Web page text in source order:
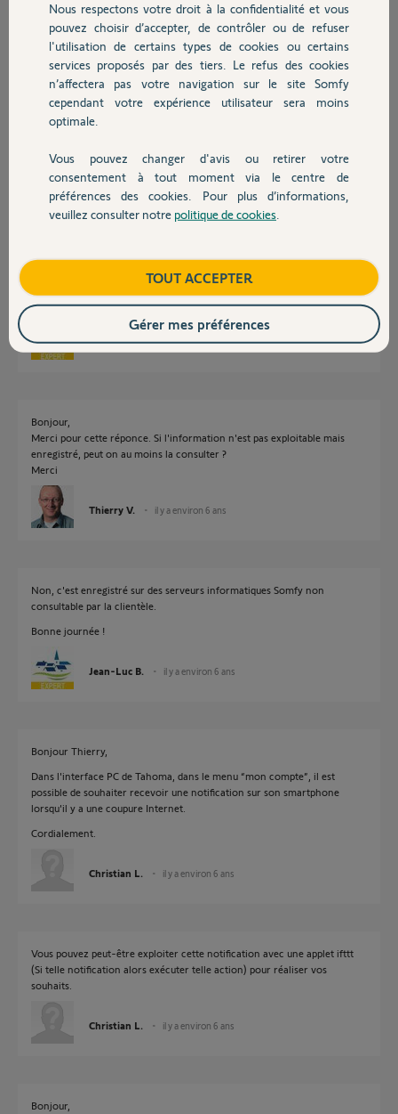
Chauffage
Autres produits
Devis avec un pro
Contact
Thierry V.
il y a environ 6 ans
Participer au fil de discussion
Réponses
Bonjour Thierry
Cette information est enregistrée sur le serveur Somfy mais n'est pas
Bonne journée !
Jean-Luc B. il y a environ 6 ans
Bonjour,
Merci pour cette réponce. Si l'information n'est pas exploitable mais
enregistré, peut on au moins la consulter ?
Merci
Thierry V. il y a environ 6 ans
Non, c'est enregistré sur des serveurs informatiques Somfy non
consultable par la clientèle.
Bonne journée !
Jean-Luc B. il y a environ 6 ans
Bonjour Thierry,
Dans l'interface PC de Tahoma, dans le menu “mon compte”, il est
possible de souhaiter recevoir une notification sur son smartphone
lorsqu'il y a une coupure Internet.
Cordialement.
Christian L. il y a environ 6 ans
Vous pouvez peut-être exploiter cette notification avec une applet ifttt
(Si telle notification alors exécuter telle action) pour réaliser vos
souhaits.
Christian L. il y a environ 6 ans
Bonjour,
Nous respectons votre droit à la confidentialité et vous
pouvez choisir d’accepter, de contrôler ou de refuser
l'utilisation de certains types de cookies ou certains
services proposés par des tiers. Le refus des cookies
n’affectera pas votre navigation sur le site Somfy
cependant votre expérience utilisateur sera moins
optimale.
Vous pouvez changer d'avis ou retirer votre
consentement à tout moment via le centre de
préférences des cookies. Pour plus d’informations,
veuillez consulter notre politique de cookies
TOUT ACCEPTER
Gérer mes préférences